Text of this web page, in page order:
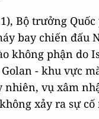
Bộ trưởng
bay chiến đấu
không phận do
- khu vực
nhiên, vụ xâm
xảy ra sự cố